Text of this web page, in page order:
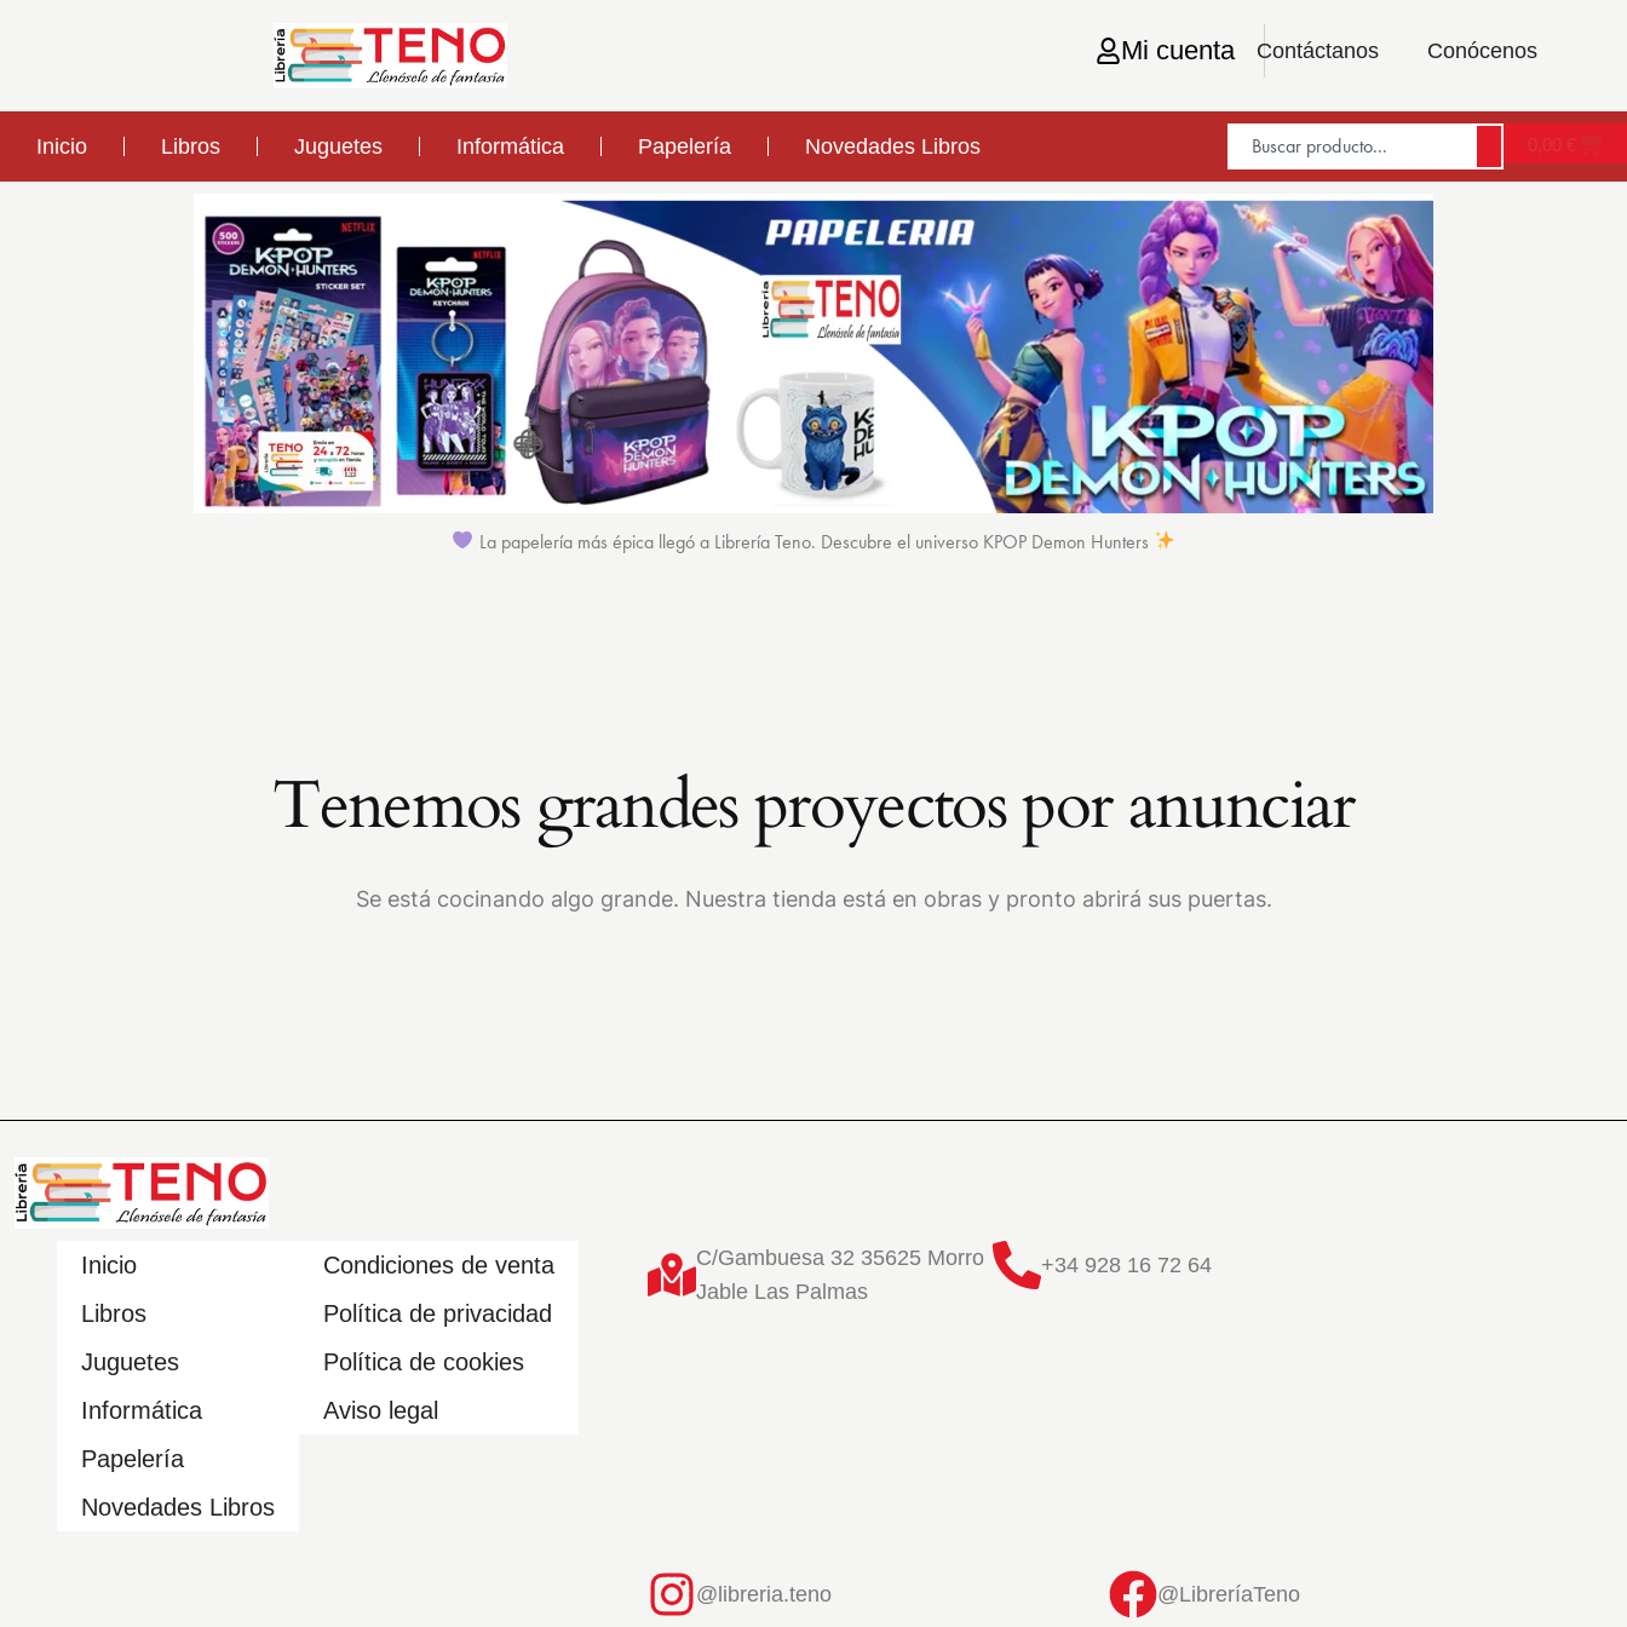
Contáctanos Conócenos
Mi cuenta
Inicio Libros Juguetes Informática Papelería Novedades Libros 0,00 €
La papelería más épica llegó a Librería Teno. Descubre el universo KPOP Demon Hunters
Tenemos grandes proyectos por anunciar
Se está cocinando algo grande. Nuestra tienda está en obras y pronto abrirá sus puertas.
Inicio
Libros
Juguetes
Informática
Papelería
Novedades Libros
Condiciones de venta
Política de privacidad
Política de cookies
Aviso legal
C/Gambuesa 32 35625 Morro
Jable Las Palmas
+34 928 16 72 64
@libreria.teno @LibreríaTeno